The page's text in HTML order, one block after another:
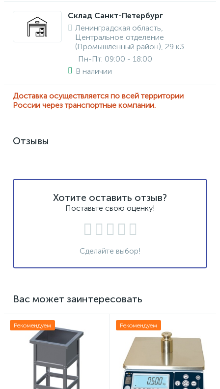
Склад Санкт-Петербург
Ленинградская область,
Центральное отделение
(Промышленный район), 29 к3
Пн-Пт: 09:00 - 18:00
В наличии
Доставка осуществляется по всей территории
России через транспортные компании.
Отзывы
Хотите оставить отзыв?
Поставьте свою оценку!
Сделайте выбор!
Вас может заинтересовать
Рекомендуем Рекомендуем